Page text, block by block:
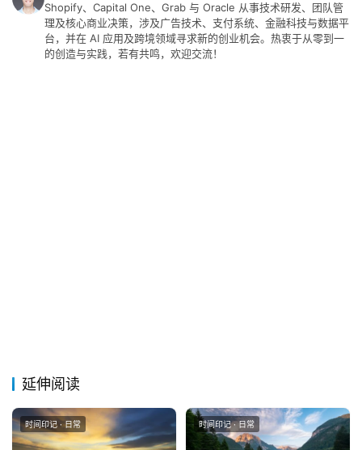
推
登录 注册
Shopify、Capital One、Grab 与 Oracle 从事技术研发、团队管
理及核心商业决策，涉及广告技术、支付系统、金融科技与数据平
台，并在 AI 应用及跨境领域寻求新的创业机会。热衷于从零到一
的创造与实践，若有共鸣，欢迎交流！
延伸阅读
时间印记 · 日常 时间印记 · 日常